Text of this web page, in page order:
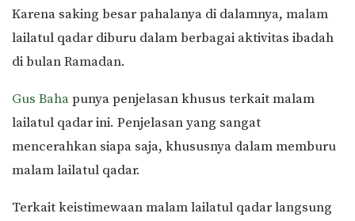
Karena saking besar pahalanya di dalamnya, malam
lailatul qadar diburu dalam berbagai aktivitas ibadah
di bulan Ramadan.
Gus Bahapunya penjelasan khusus terkait malam
lailatul qadar ini. Penjelasan yang sangat
mencerahkan siapa saja, khususnya dalam memburu
malam lailatul qadar.
Terkait keistimewaan malam lailatul qadar langsung